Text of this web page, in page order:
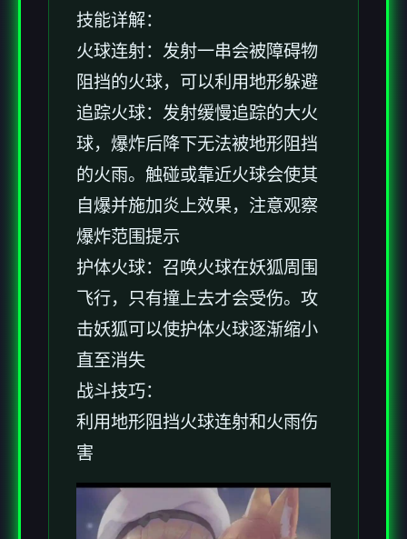
技能详解：
火球连射：发射一串会被障碍物
阻挡的火球，可以利用地形躲避
追踪火球：发射缓慢追踪的大火
球，爆炸后降下无法被地形阻挡
的火雨。触碰或靠近火球会使其
自爆并施加炎上效果，注意观察
爆炸范围提示
护体火球：召唤火球在妖狐周围
飞行，只有撞上去才会受伤。攻
击妖狐可以使护体火球逐渐缩小
直至消失
战斗技巧：
利用地形阻挡火球连射和火雨伤
害